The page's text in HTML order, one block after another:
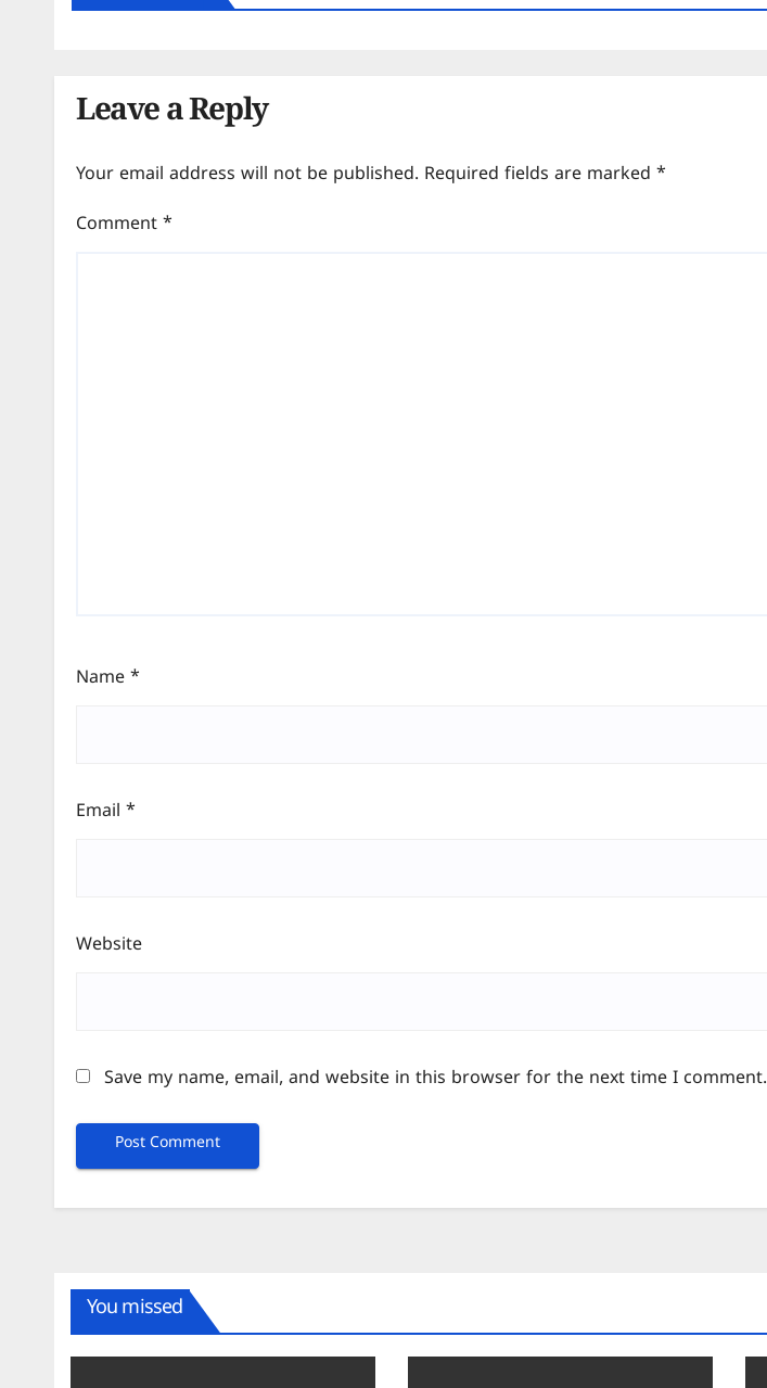
Leave a Reply
Your email address will not be published. Required fields are marked *
Comment *
Name *
Email *
Website
Save my name, email, and website in this browser for the next time I comment.
You missed